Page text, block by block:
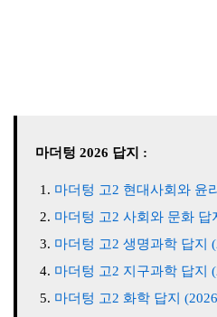
마더텅 2026 답지 :
마더텅 고2 현대사회와 윤
마더텅 고2 사회와 문화 답
마더텅 고2 생명과학 답지
마더텅 고2 지구과학 답지
마더텅 고2 화학 답지